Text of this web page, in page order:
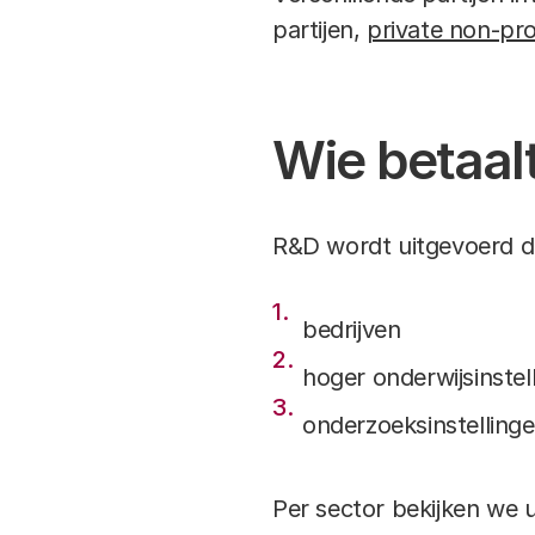
partijen, private non-
Wie
R&D wordt uitgevoerd
bedrijven
hoger
Per sector bekijken we